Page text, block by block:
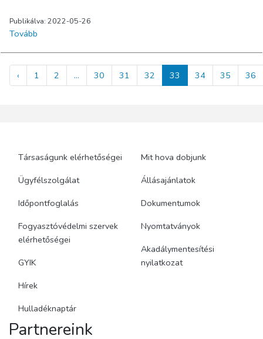
Publikálva: 2022-05-26
Tovább
‹ 1 2 ... 30 31 32 33 34 35 36
Társaságunk elérhetőségei
Ügyfélszolgálat
Időpontfoglalás
Fogyasztóvédelmi szervek
elérhetőségei
GYIK
Hírek
Hulladéknaptár
Mit hova dobjunk
Állásajánlatok
Dokumentumok
Nyomtatványok
Akadálymentesítési
nyilatkozat
Partnereink